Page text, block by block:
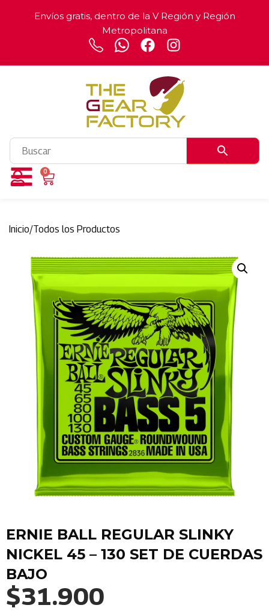
Envíos gratis, dentro de la V Región y Región
Metropolitana
0
Inicio/Todos los Productos
ERNIE BALL REGULAR SLINKY
NICKEL 45 – 130 SET DE CUERDAS
BAJO
$31.900